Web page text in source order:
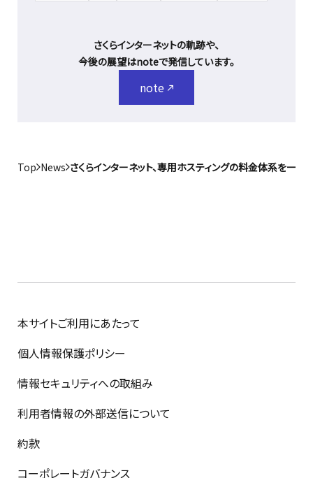
さくらインターネットの軌跡や、
今後の展望はnoteで発信しています。
note
Top News さくらインターネット、専用ホスティングの料金体系を一新
本サイトご利用にあたって
個人情報保護ポリシー
情報セキュリティへの取組み
利用者情報の外部送信について
約款
コーポレートガバナンス